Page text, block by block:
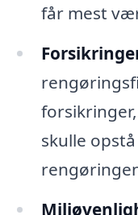
får mest
skulle